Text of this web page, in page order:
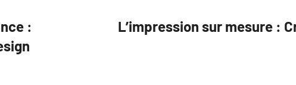
:
L’impression sur mesure :